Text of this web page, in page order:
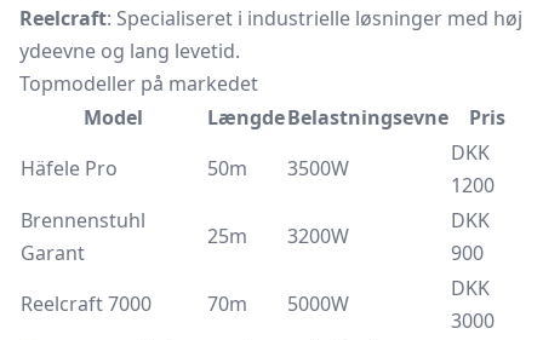
Reelcraft: Specialiseret i industrielle løsninger med høj
ydeevne og lang levetid.
Topmodeller på markedet
Model
LængdeBelastningsevne
Pris
Häfele Pro
50m 3500W
DKK
1200
Brennenstuhl
Garant
25m 3200W
DKK
900
Reelcraft 7000
70m 5000W
DKK
3000